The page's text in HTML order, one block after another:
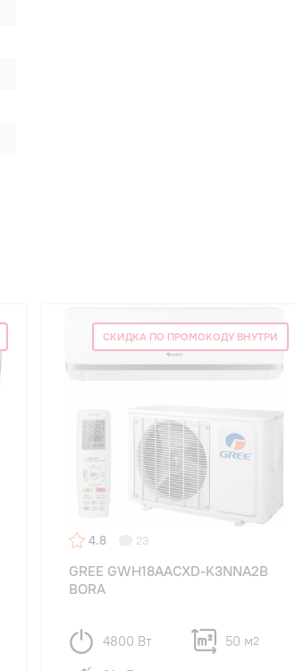
СКИДКА ПО ПРОМОКОДУ ВНУТРИ
4.8 23
GREE GWH18AACXD-K3NNA2B
BORA
4800 Вт 50 м2